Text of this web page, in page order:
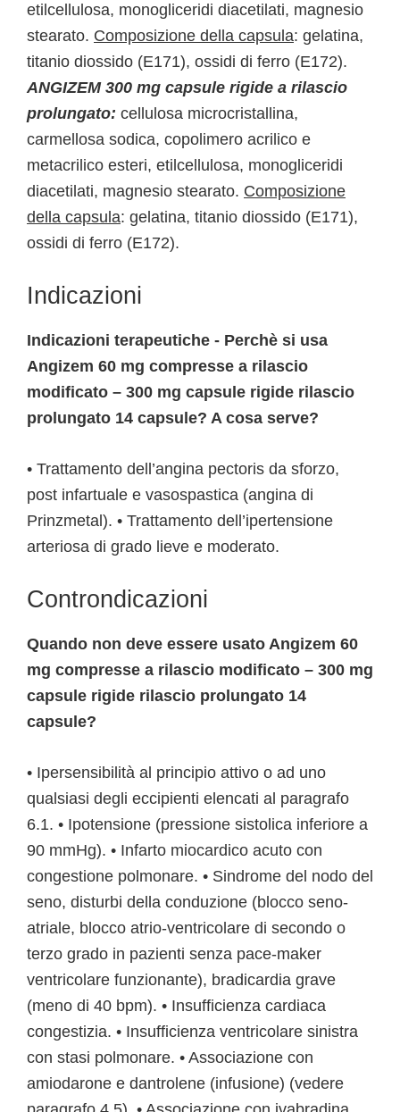
etilcellulosa, monogliceridi diacetilati, magnesio
stearato. Composizione della capsula: gelatina,
titanio diossido (E171), ossidi di ferro (E172).
ANGIZEM 300 mg capsule rigide a rilascio
prolungato: cellulosa microcristallina,
carmellosa sodica, copolimero acrilico e
metacrilico esteri, etilcellulosa, monogliceridi
diacetilati, magnesio stearato. Composizione
della capsula: gelatina, titanio diossido (E171),
ossidi di ferro (E172).
Indicazioni
Indicazioni terapeutiche - Perchè si usa
Angizem 60 mg compresse a rilascio
modificato – 300 mg capsule rigide rilascio
prolungato 14 capsule? A cosa serve?
• Trattamento dell’angina pectoris da sforzo,
post infartuale e vasospastica (angina di
Prinzmetal). • Trattamento dell’ipertensione
arteriosa di grado lieve e moderato.
Controndicazioni
Quando non deve essere usato Angizem 60
mg compresse a rilascio modificato – 300 mg
capsule rigide rilascio prolungato 14
capsule?
• Ipersensibilità al principio attivo o ad uno
qualsiasi degli eccipienti elencati al paragrafo
6.1. • Ipotensione (pressione sistolica inferiore a
90 mmHg). • Infarto miocardico acuto con
congestione polmonare. • Sindrome del nodo del
seno, disturbi della conduzione (blocco seno-
atriale, blocco atrio-ventricolare di secondo o
terzo grado in pazienti senza pace-maker
ventricolare funzionante), bradicardia grave
(meno di 40 bpm). • Insufficienza cardiaca
congestizia. • Insufficienza ventricolare sinistra
con stasi polmonare. • Associazione con
amiodarone e dantrolene (infusione) (vedere